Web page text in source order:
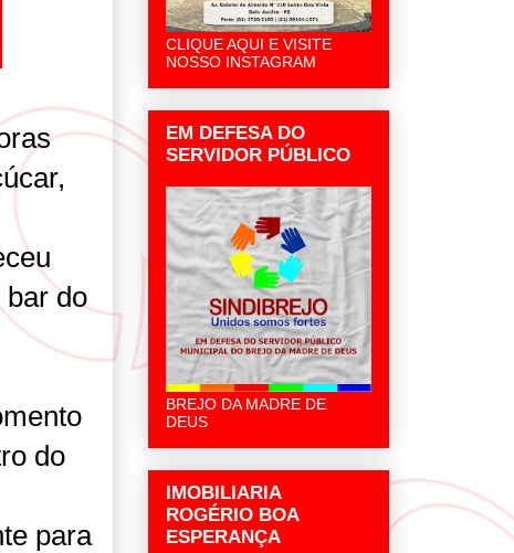
do
do
para
CLIQUE AQUI E VISITE
NOSSO INSTAGRAM
EM DEFESA DO
SERVIDOR PÚBLICO
BREJO DA MADRE DE
DEUS
IMOBILIARIA
ROGÉRIO BOA
ESPERANÇA